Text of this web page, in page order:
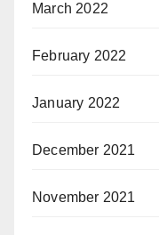
March 2022
February 2022
January 2022
December 2021
November 2021